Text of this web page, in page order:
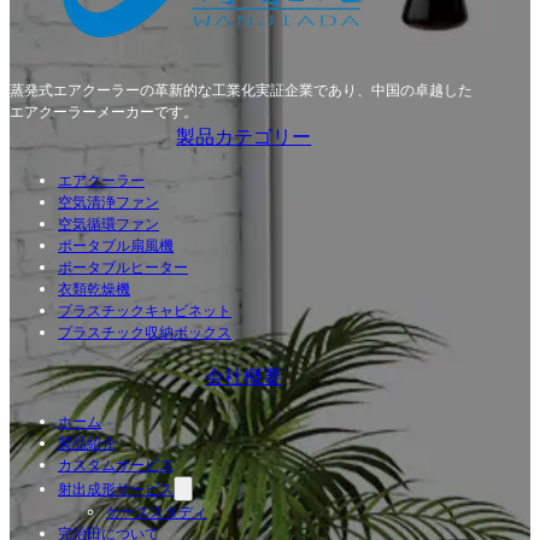
蒸発式エアクーラーの革新的な工業化実証企業であり、中国の卓越した
エアクーラーメーカーです。
製品カテゴリー
エアクーラー
空気清浄ファン
空気循環ファン
ポータブル扇風機
ポータブルヒーター
衣類乾燥機
プラスチックキャビネット
プラスチック収納ボックス
会社概要
ホーム
製品紹介
カスタムサービス
射出成形サービス
ケーススタディ
完治田について